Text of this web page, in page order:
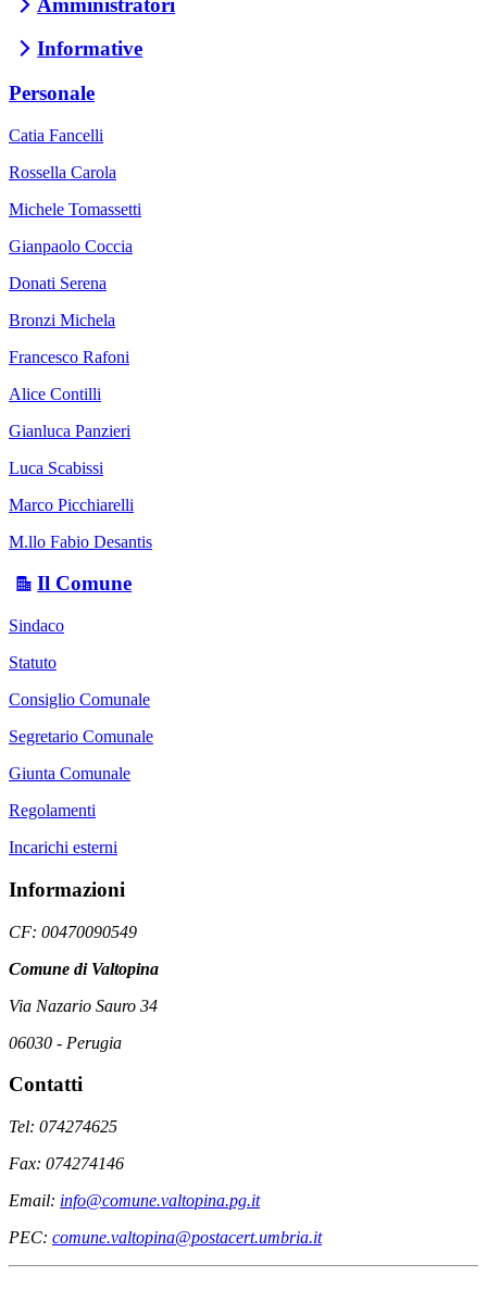
Informative
Personale
Catia Fancelli
Rossella Carola
Michele Tomassetti
Gianpaolo Coccia
Donati Serena
Bronzi Michela
Francesco Rafoni
Alice Contilli
Gianluca Panzieri
Luca Scabissi
Marco Picchiarelli
M.llo Fabio Desantis
Il Comune
Sindaco
Statuto
Consiglio Comunale
Segretario Comunale
Giunta Comunale
Regolamenti
Incarichi esterni
Informazioni
CF: 00470090549
Comune di Valtopina
Via Nazario Sauro 34
06030 - Perugia
Contatti
Tel: 074274625
Fax: 074274146
Email: info@comune.valtopina.pg.it
PEC: comune.valtopina@postacert.umbria.it